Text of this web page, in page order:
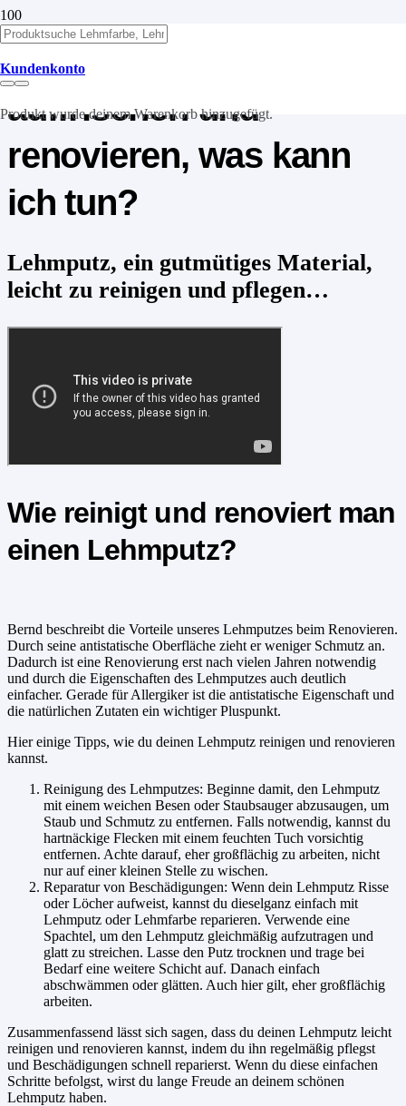
Kundenkonto
Produktwurde deinem Warenkorb hinzugefügt.
Lehmputz reinigen,
auffrischen und
renovieren, was kann
ich tun?
Lehmputz, ein gutmütiges Material,
leicht zu reinigen und pflegen…
Wie reinigt und renoviert man
einen Lehmputz?
Bernd beschreibt die Vorteile unseres Lehmputzes beim Renovieren.
Durch seine antistatische Oberfläche zieht er weniger Schmutz an.
Dadurch ist eine Renovierung erst nach vielen Jahren notwendig
und durch die Eigenschaften des Lehmputzes auch deutlich
einfacher. Gerade für Allergiker ist die antistatische Eigenschaft und
die natürlichen Zutaten ein wichtiger Pluspunkt.
Hier einige Tipps, wie du deinen Lehmputz reinigen und renovieren
kannst.
Reinigung des Lehmputzes: Beginne damit, den Lehmputz
mit einem weichen Besen oder Staubsauger abzusaugen, um
Staub und Schmutz zu entfernen. Falls notwendig, kannst du
hartnäckige Flecken mit einem feuchten Tuch vorsichtig
entfernen. Achte darauf, eher großflächig zu arbeiten, nicht
nur auf einer kleinen Stelle zu wischen.
Reparatur von Beschädigungen: Wenn dein Lehmputz Risse
oder Löcher aufweist, kannst du dieselganz einfach mit
Lehmputz oder Lehmfarbe reparieren. Verwende eine
Spachtel, um den Lehmputz gleichmäßig aufzutragen und
glatt zu streichen. Lasse den Putz trocknen und trage bei
Bedarf eine weitere Schicht auf. Danach einfach
abschwämmen oder glätten. Auch hier gilt, eher großflächig
arbeiten.
Zusammenfassend lässt sich sagen, dass du deinen Lehmputz leicht
reinigen und renovieren kannst, indem du ihn regelmäßig pflegst
und Beschädigungen schnell reparierst. Wenn du diese einfachen
Schritte befolgst, wirst du lange Freude an deinem schönen
Lehmputz haben.